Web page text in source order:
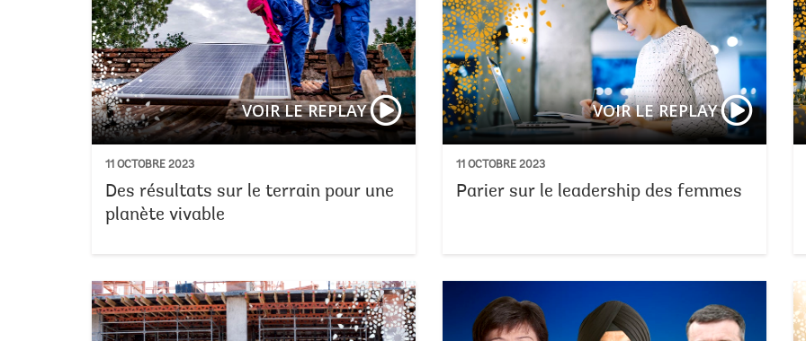
VOIR LE REPLAY
11 OCTOBRE 2023
Des résultats sur le terrain pour une
planète vivable
VOIR LE REPLAY
11 OCTOBRE 2023
Parier sur le leadership des femmes
Les